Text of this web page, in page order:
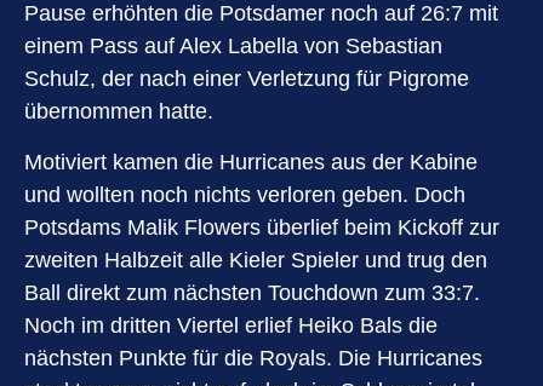
Pause erhöhten die Potsdamer noch auf 26:7 mit
einem Pass auf Alex Labella von Sebastian
Schulz, der nach einer Verletzung für Pigrome
übernommen hatte.
Motiviert kamen die Hurricanes aus der Kabine
und wollten noch nichts verloren geben. Doch
Potsdams Malik Flowers überlief beim Kickoff zur
zweiten Halbzeit alle Kieler Spieler und trug den
Ball direkt zum nächsten Touchdown zum 33:7.
Noch im dritten Viertel erlief Heiko Bals die
nächsten Punkte für die Royals. Die Hurricanes